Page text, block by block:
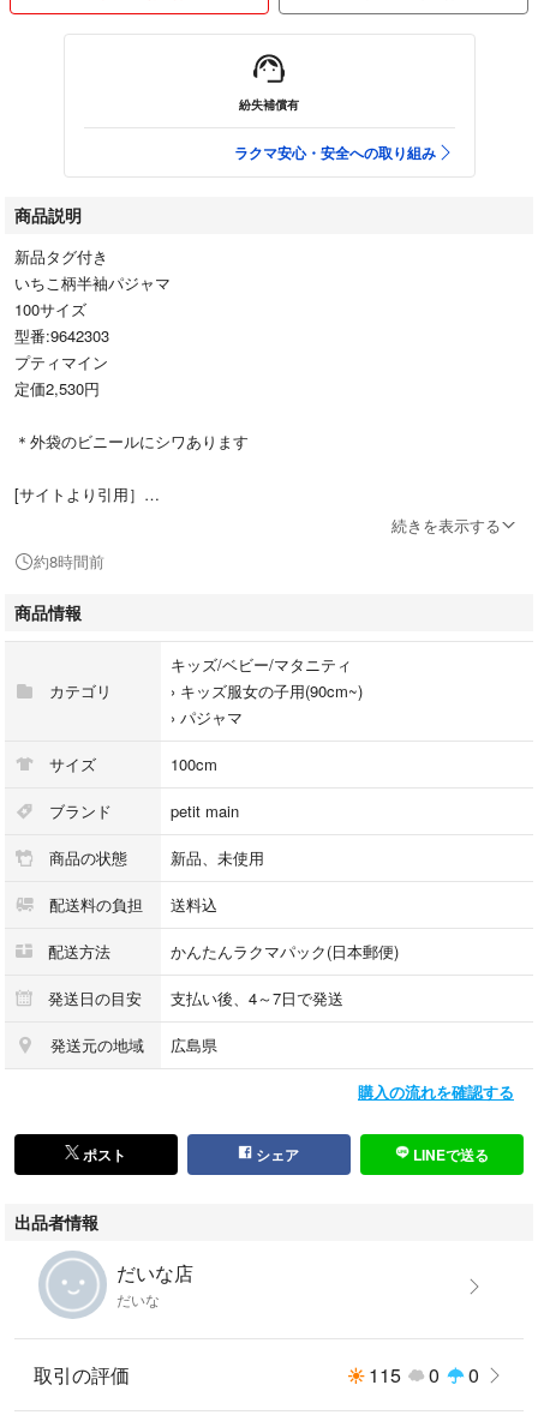
紛失補償有
ラクマ安心・安全への取り組み
商品説明
新品タグ付き
いちこ柄半袖パジャマ
100サイズ
型番:9642303
プティマイン
定価2,530円
＊外袋のビニールにシワあります
[サイトより引用］
プティマインで人気のデザインが勢ぞろい。
上下どちらにも裾フリルをほどこし、可愛らしさを倍増させました。
内側にはお名前を記入できるタグつき。
【おすすめの着用時期は春夏シーズン】
【生地の厚さ】普通
【裏地】なし
【アジャスター】なし
素材 上衣：本体：綿100% リブ部分：綿95% ポリウレタン5% リボン部
分：ポリエステル100% 下衣：本体：綿100% リボン部分：ポリエステル1
続きを表示する
約8時間前
商品情報
カテゴリ
キッズ/ベビー/マタニティ
› キッズ服女の子用(90cm~)
› パジャマ
サイズ 100cm
ブランド petit main
商品の状態 新品、未使用
配送料の負担 送料込
配送方法 かんたんラクマパック(日本郵便)
発送日の目安 支払い後、4～7日で発送
発送元の地域 広島県
購入の流れを確認する
ポスト シェア LINEで送る
出品者情報
だいな店
だいな
取引の評価 115 0 0